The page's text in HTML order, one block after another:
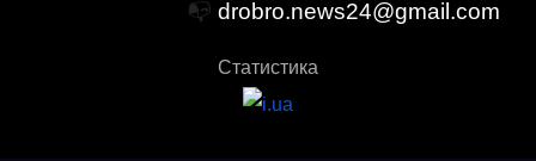
📭 drobro.news24@gmail.com
Статистика